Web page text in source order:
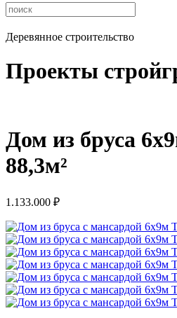
Деревянное строительство
Проекты
Дом из бруса
88,3м²
1.133.000 ₽